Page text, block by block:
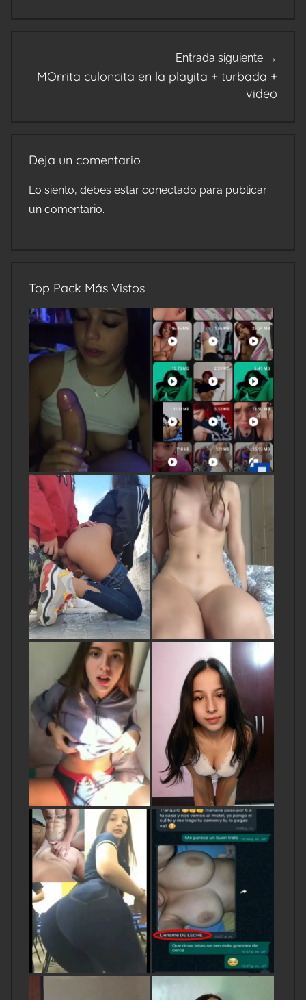
Entrada siguiente
MOrrita culoncita en la playita + turbada +
video
Deja un comentario
Lo siento, debes estar conectado para publicar
un comentario.
Top Pack Más Vistos